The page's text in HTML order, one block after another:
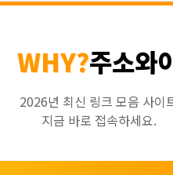
WHY?주소와
2026년 최신 링크 모음 사이
지금 바로 접속하세요.